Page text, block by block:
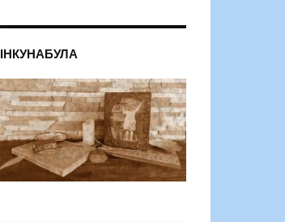
ІНКУНАБУЛА